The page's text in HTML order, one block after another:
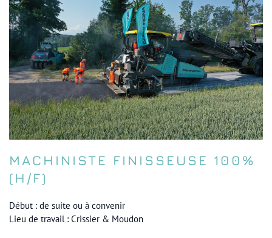
MACHINISTE FINISSEUSE 100%
(H/F)
Début : de suite ou à convenir
Lieu de travail : Crissier & Moudon